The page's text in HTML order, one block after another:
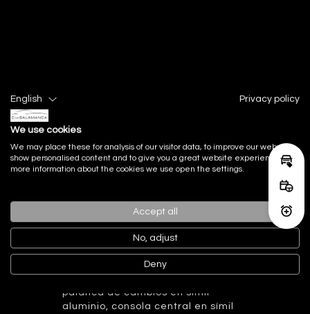
Equipamiento
Acabado Interior
palanca de cambios en símil
aluminio, consola central en símil
English Privacy policy
We use cookies
We may place these for analysis of our visitor data, to improve our website,
show personalised content and to give you a great website experience. For
more information about the cookies we use open the settings.
Accept all
No, adjust
Deny